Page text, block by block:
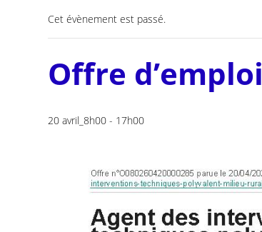
Cet évènement est passé.
Offre d’emploi
20 avril_8h00 - 17h00